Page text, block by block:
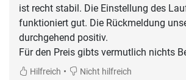
ist recht stabil. Die Einstellung des
funktioniert gut. Die Rückmeldung
durchgehend positiv.
Für den Preis gibts vermutlich nichts
Hilfreich • Nicht hilfreich